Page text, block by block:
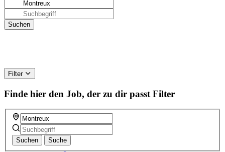
Filter
Finde hier den Job, der zu dir passt Filter
Suchen Suche